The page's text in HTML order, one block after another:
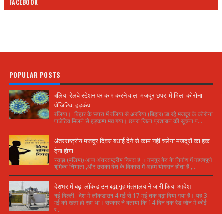
FACEBOOK
POPULAR POSTS
बलिया रेलवे स्टेशन पर काम करने वाला मजदूर छपरा में मिला कोरोना
पॉजिटिव, हड़कंप
बलिया। बिहार के छपरा में बलिया से अररिया (बिहार) जा रहे मजदूर के कोरोना
पाजेटिव मिलने से हड़कम्प मच गया। छपरा जिला प्रशासन की सूचना प...
अंतरराष्ट्रीय मजदूर दिवस बधाई देने से काम नहीं चलेगा मजदूरों का हक
देना होगा
रसड़ा (बलिया) आज अंतरराष्ट्रीय दिवस है । मजदूर देश के निर्माण में महत्वपूर्ण
भूमिका निभाता ,और उसका देश के विकास में अहम योगदान होता है ,...
देशभर में बढ़ा लॉकडाउन बढ़ा,गृह मंत्रालय ने जारी किया आदेश
नई दिल्ली. देश में लॉकडाउन 4 मई से 17 मई तक बढ़ा दिया गया है। यह 3
मई को खत्म हो रहा था। सरकार ने बताया कि 14 दिन तक रेड जोन में कोई
र...